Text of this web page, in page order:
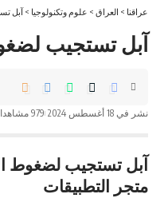
عراقنا > العراق > علوم وتكنولوجيا > آبل
آبل تستجيب
نشر في 18 أغسطس 2024 979 مشاهدات
آبل تستجيب لضغوط
متجر التطبيقات